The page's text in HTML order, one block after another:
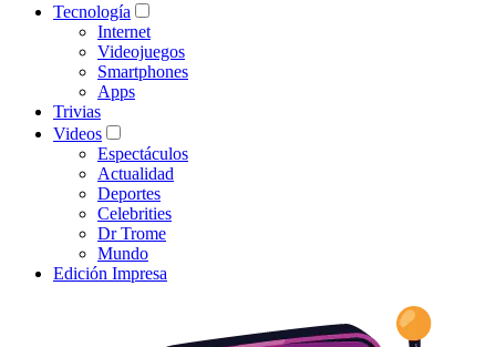
Tecnología
Internet
Videojuegos
Smartphones
Apps
Trivias
Videos
Espectáculos
Actualidad
Deportes
Celebrities
Dr Trome
Mundo
Edición Impresa